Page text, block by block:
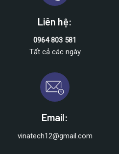
Liên hệ:
0964 803 581
Tất cả các ngày
Email:
vinatech12@gmail.com